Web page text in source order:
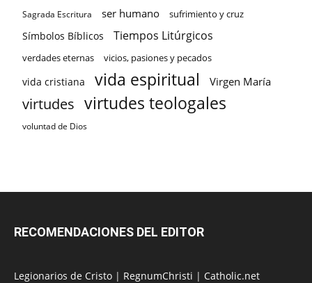
Sagrada Escritura ser humano sufrimiento y cruz
Símbolos Bíblicos Tiempos Litúrgicos
verdades eternas vicios, pasiones y pecados
vida cristiana vida espiritual Virgen María
virtudes virtudes teologales
voluntad de Dios
RECOMENDACIONES DEL EDITOR
Legionarios de Cristo | RegnumChristi | Catholic.net